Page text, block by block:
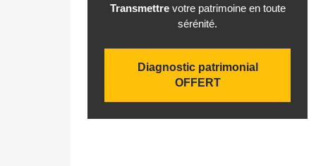
Transmettrevotre patrimoine en toute
sérénité.
Diagnostic patrimonial
OFFERT